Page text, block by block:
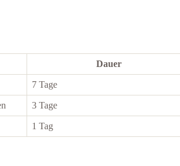
Dauer
7 Tage
3 Tage
1 Tag